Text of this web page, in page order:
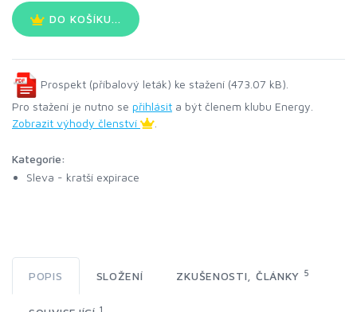
DO KOŠÍKU...
Prospekt (příbalový leták) ke stažení (473.07 kB).
Pro stažení je nutno se přihlásit a být členem klubu Energy.
Zobrazit výhody členství
Kategorie:
Sleva - kratší expirace
POPIS SLOŽENÍ ZKUŠENOSTI, ČLÁNKY 5
1